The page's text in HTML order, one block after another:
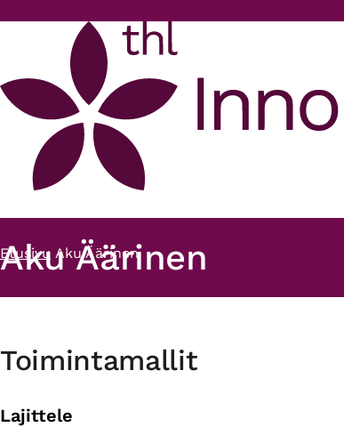
Murupolku
Etusivu Aku Äärinen
Aku Äärinen
Toimintamallit
Lajittele